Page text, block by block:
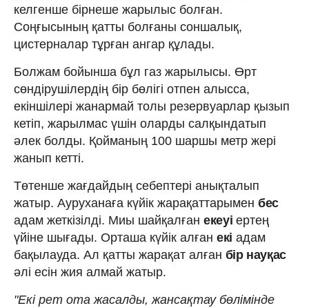
келгенше бірнеше жарылыс болған.
Соңғысының қатты болғаны соншалық,
цистерналар тұрған ангар құлады.
Болжам бойынша бұл газ жарылысы. Өрт
сөндірушілердің бір бөлігі отпен алысса,
екіншілері жанармай толы резервуарлар қызып
кетіп, жарылмас үшін оларды салқындатып
әлек болды. Қойманың 100 шаршы метр жері
жанып кетті.
Төтенше жағдайдың себептері анықталып
жатыр. Ауруханаға күйік жарақаттарымен бес
адам жеткізілді. Миы шайқалған екеуі ертең
үйіне шығады. Орташа күйік алған екі адам
бақылауда. Ал қатты жарақат алған бір науқас
әлі есін жия алмай жатыр.
"Екі рет ота жасалды, жансақтау бөлімінде